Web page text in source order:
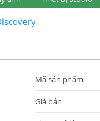
Mã sản phẩm
Giá bán